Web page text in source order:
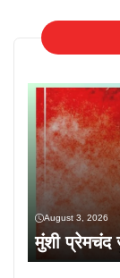
August 3, 2026
मुंशी प्रेमचंद